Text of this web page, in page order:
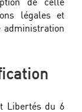
de celle
légales et
administration
Libertés du 6